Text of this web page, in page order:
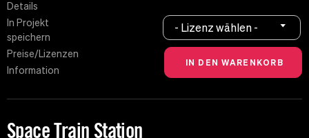
Details
In Projekt
speichern
Preise/Lizenzen
Information
- Lizenz wählen -
Space Train Station